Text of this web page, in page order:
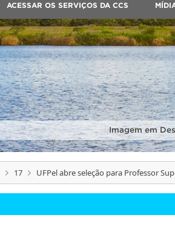
ACESSAR OS SERVIÇOS DA CCS
Imagem em
17 UFPel abre seleção para Professor